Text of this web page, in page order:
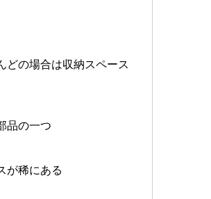
どの場合は収納スペース
品の一つ
が稀にある